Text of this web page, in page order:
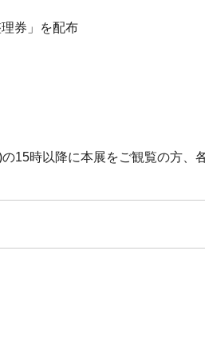
券」を配布
時以降に本展をご観覧の方、